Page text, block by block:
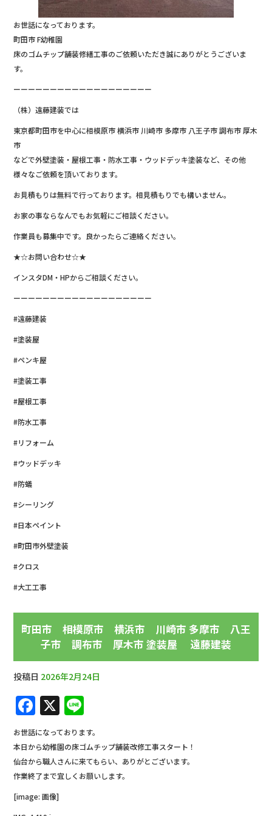
お世話になっております。
町田市 F幼稚園
床のゴムチップ舗装修繕工事のご依頼いただき誠にありがとうございま
す。
ーーーーーーーーーーーーーーーーーーー
（株）遠藤建装では
東京都町田市を中心に相模原市 横浜市 川崎市 多摩市 八王子市 調布市 厚木
市
などで外壁塗装・屋根工事・防水工事・ウッドデッキ塗装など、その他
様々なご依頼を頂いております。
お見積もりは無料で行っております。相見積もりでも構いません。
お家の事ならなんでもお気軽にご相談ください。
作業員も募集中です。良かったらご連絡ください。
★☆お問い合わせ☆★
インスタDM・HPからご相談ください。
ーーーーーーーーーーーーーーーーーーー
#遠藤建装
#塗装屋
#ペンキ屋
#塗装工事
#屋根工事
#防水工事
#リフォーム
#ウッドデッキ
#防蟻
#シーリング
#日本ペイント
#町田市外壁塗装
#クロス
#大工工事
町田市 相模原市 横浜市 川崎市 多摩市 八王
子市 調布市 厚木市 塗装屋 遠藤建装
投稿日 2026年2月24日
F
a
c
e
b
o
X
n
e
お世話になっております。
本日から幼稚園の床ゴムチップ舗装改修工事スタート！
仙台から職人さんに来てもらい、ありがとございます。
作業終了まで宜しくお願いします。
[image: 画像]